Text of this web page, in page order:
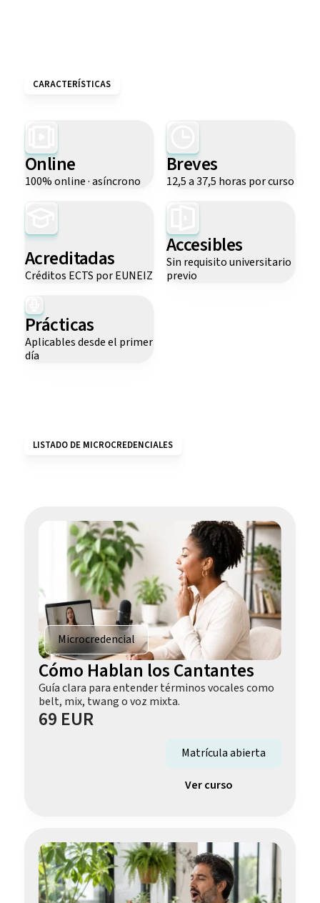
CARACTERÍSTICAS
Online
100% online · asíncrono
Breves
12,5 a 37,5 horas por curso
Acreditadas
Créditos ECTS por EUNEIZ
Accesibles
Sin requisito universitario
previo
Prácticas
Aplicables desde el primer
día
LISTADO DE MICROCREDENCIALES
Microcredencial
Cómo Hablan los Cantantes
Guía clara para entender términos vocales como
belt, mix, twang o voz mixta.
69 EUR
Matrícula abierta
Ver curso